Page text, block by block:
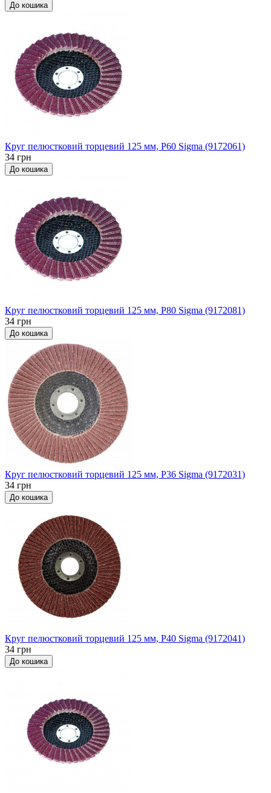
До кошика
Круг пелюстковий торцевий 125 мм, P60 Sigma (9172061)
34 грн
До кошика
Круг пелюстковий торцевий 125 мм, P80 Sigma (9172081)
34 грн
До кошика
Круг пелюстковий торцевий 125 мм, P36 Sigma (9172031)
34 грн
До кошика
Круг пелюстковий торцевий 125 мм, P40 Sigma (9172041)
34 грн
До кошика